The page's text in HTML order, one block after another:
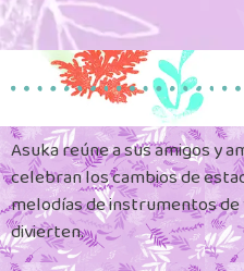
Asuka reúne a sus amigos y
celebran los cambios de
melodías de instrumentos
divierten.